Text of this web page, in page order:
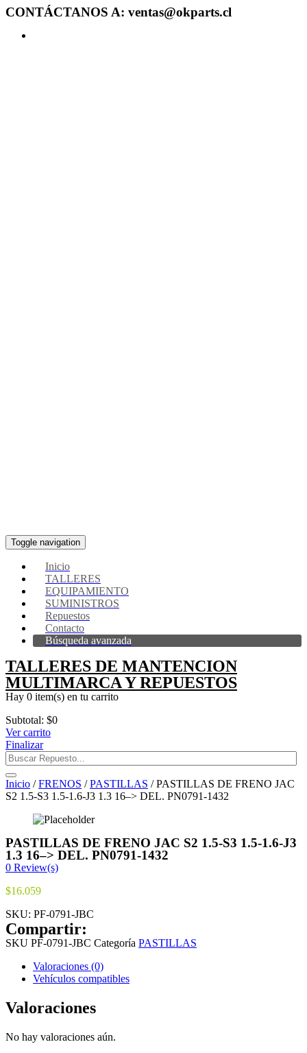
CONTÁCTANOS A: ventas@okparts.cl
Toggle navigation
Inicio
TALLERES
EQUIPAMIENTO
SUMINISTROS
Repuestos
Contacto
Búsqueda avanzada
TALLERES DE MANTENCION
MULTIMARCA Y REPUESTOS
Hay 0 item(s) en tu carrito
Subtotal: $0
Ver carrito
Finalizar
Inicio /FRENOS /PASTILLAS / PASTILLAS DE FRENO JAC
S2 1.5-S3 1.5-1.6-J3 1.3 16–> DEL. PN0791-1432
PASTILLAS DE FRENO JAC S2 1.5-S3 1.5-1.6-J3
1.3 16–> DEL. PN0791-1432
0 Review(s)
$16.059
SKU: PF-0791-JBC
Compartir:
SKU PF-0791-JBC Categoría PASTILLAS
Valoraciones (0)
Vehículos compatibles
Valoraciones
No hay valoraciones aún.